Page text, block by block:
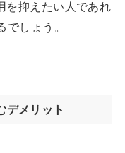
を抑えたい人であれ
しょう。
デメリット